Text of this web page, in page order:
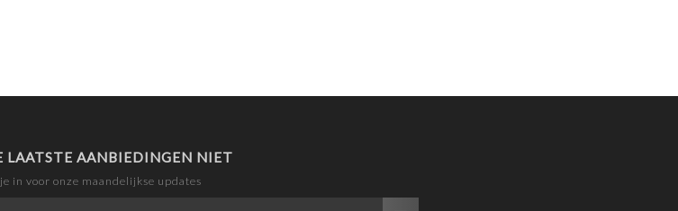
LAATSTE AANBIEDINGEN NIET
in voor onze maandelijkse updates